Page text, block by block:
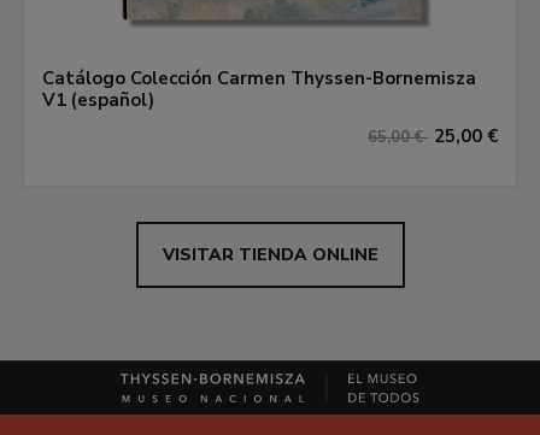
Catálogo Colección Carmen Thyssen-Bornemisza
V1 (español)
65,00 € 25,00 €
VISITAR TIENDA ONLINE